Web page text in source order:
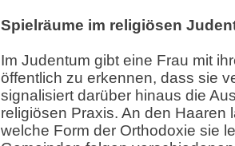
Spielräume im religiösen
Im Judentum gibt eine Frau mit
öffentlich zu erkennen, dass sie
signalisiert darüber hinaus die
religiösen Praxis. An den Haaren
welche Form der Orthodoxie sie